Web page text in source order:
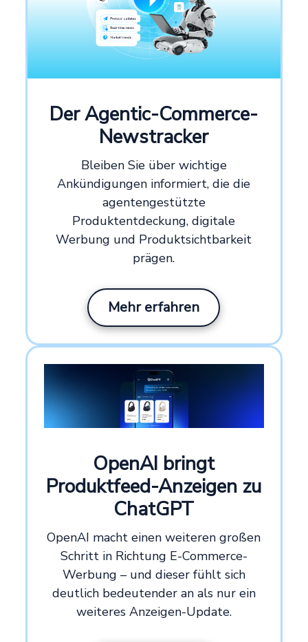
Der Agentic-Commerce-
Newstracker
Bleiben Sie über wichtige
Ankündigungen informiert, die die
agentengestützte
Produktentdeckung, digitale
Werbung und Produktsichtbarkeit
prägen.
Mehr erfahren
OpenAI bringt
Produktfeed-Anzeigen zu
ChatGPT
OpenAI macht einen weiteren großen
Schritt in Richtung E-Commerce-
Werbung – und dieser fühlt sich
deutlich bedeutender an als nur ein
weiteres Anzeigen-Update.